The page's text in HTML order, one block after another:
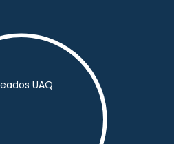
UAQ